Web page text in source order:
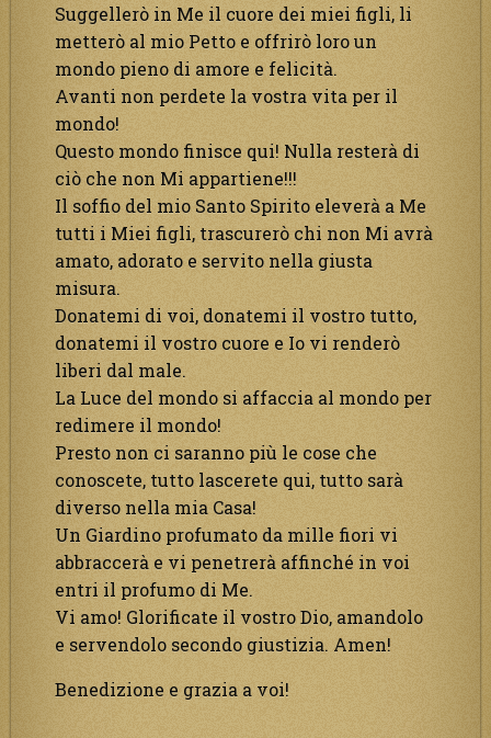
Suggellerò in Me il cuore dei miei figli, li
metterò al mio Petto e offrirò loro un
mondo pieno di amore e felicità.
Avanti non perdete la vostra vita per il
mondo!
Questo mondo finisce qui! Nulla resterà di
ciò che non Mi appartiene!!!
Il soffio del mio Santo Spirito eleverà a Me
tutti i Miei figli, trascurerò chi non Mi avrà
amato, adorato e servito nella giusta
misura.
Donatemi di voi, donatemi il vostro tutto,
donatemi il vostro cuore e Io vi renderò
liberi dal male.
La Luce del mondo si affaccia al mondo per
redimere il mondo!
Presto non ci saranno più le cose che
conoscete, tutto lascerete qui, tutto sarà
diverso nella mia Casa!
Un Giardino profumato da mille fiori vi
abbraccerà e vi penetrerà affinché in voi
entri il profumo di Me.
Vi amo! Glorificate il vostro Dio, amandolo
e servendolo secondo giustizia. Amen!
Benedizione e grazia a voi!